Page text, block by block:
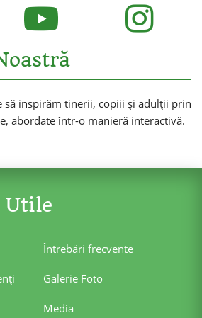
să inspirăm tinerii, copiii și adulții prin
abordate într-o manieră interactivă.
Întrebări frecvente
Galerie Foto
Media